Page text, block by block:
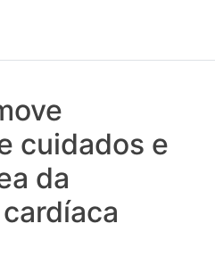
cuidados e
da